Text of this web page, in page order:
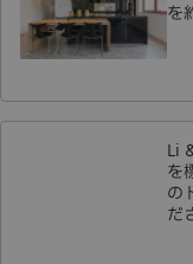
を
Li
を
の
だ